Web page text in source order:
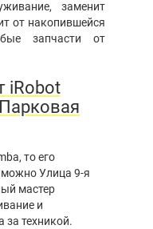
заменит
от накопившейся
запчасти от
iRobot
то его
Улица 9-я
мастер
и
за техникой.